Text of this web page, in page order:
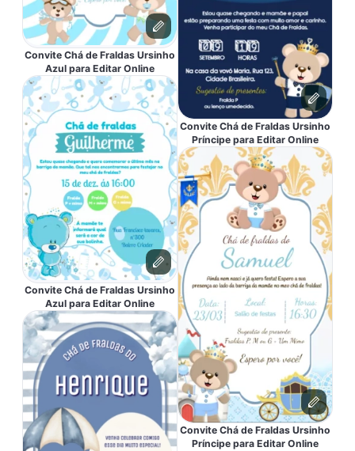
Convite Chá de Fraldas Ursinho
Azul para Editar Online
Convite Chá de Fraldas Ursinho
Azul para Editar Online
Convite Chá de Fraldas Ursinho
Príncipe para Editar Online
Convite Chá de Fraldas Ursinho
Príncipe para Editar Online